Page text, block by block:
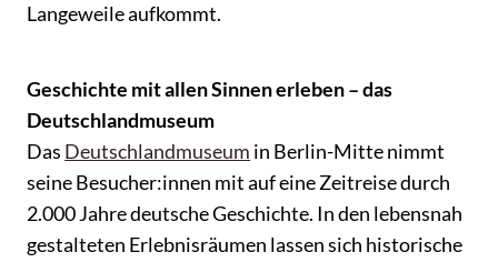
Langeweile aufkommt.
Geschichte mit allen Sinnen erleben – das
Deutschlandmuseum
Das Deutschlandmuseum in Berlin-Mitte nimmt
seine Besucher:innen mit auf eine Zeitreise durch
2.000 Jahre deutsche Geschichte. In den lebensnah
gestalteten Erlebnisräumen lassen sich historische